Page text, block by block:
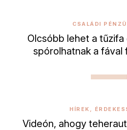
CSALÁDI
Olcsóbb lehet a
spórolhatnak a fával
HÍREK,
Videón, ahogy